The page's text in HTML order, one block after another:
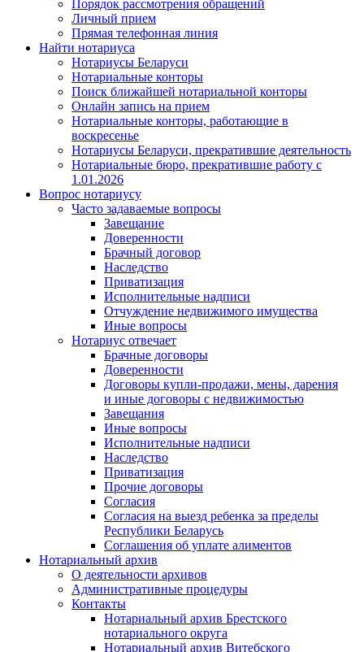
Порядок рассмотрения обращений
Личный прием
Прямая телефонная линия
Найти нотариуса
Нотариусы Беларуси
Нотариальные конторы
Поиск ближайшей нотариальной конторы
Онлайн запись на прием
Нотариальные конторы, работающие в
воскресенье
Нотариусы Беларуси, прекратившие деятельность
Нотариальные бюро, прекратившие работу с
1.01.2026
Вопрос нотариусу
Часто задаваемые вопросы
Завещание
Доверенности
Брачный договор
Наследство
Приватизация
Исполнительные надписи
Отчуждение недвижимого имущества
Иные вопросы
Нотариус отвечает
Брачные договоры
Доверенности
Договоры купли-продажи, мены, дарения
и иные договоры с недвижимостью
Завещания
Иные вопросы
Исполнительные надписи
Наследство
Приватизация
Прочие договоры
Согласия
Согласия на выезд ребенка за пределы
Республики Беларусь
Соглашения об уплате алиментов
Нотариальный архив
О деятельности архивов
Административные процедуры
Контакты
Нотариальный архив Брестского
нотариального округа
Нотариальный архив Витебского